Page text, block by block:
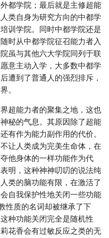
都学院；最后就是主修超能
类自身为研究方向的中都学
训学院。同时中都学院还是
时从中都学院征召能力者入
虽与其他六大学院同列于联
意主动入学，大多数中都学
遭到了普通人的强烈排斥，
。
超能力者的聚集之地，这也
秘的气息。其原因除了超能
有作为能力副作用的代价。
让人类成为完美生命体，在
他身体的一样功能作为代
明，这种神神叨叨的说法纯
类的脑功能有限，在激活了
自我保护性地关闭一些功能
性质的名词却被继承了下
种功能关闭完全是随机性
花香会有过敏反应之类的无